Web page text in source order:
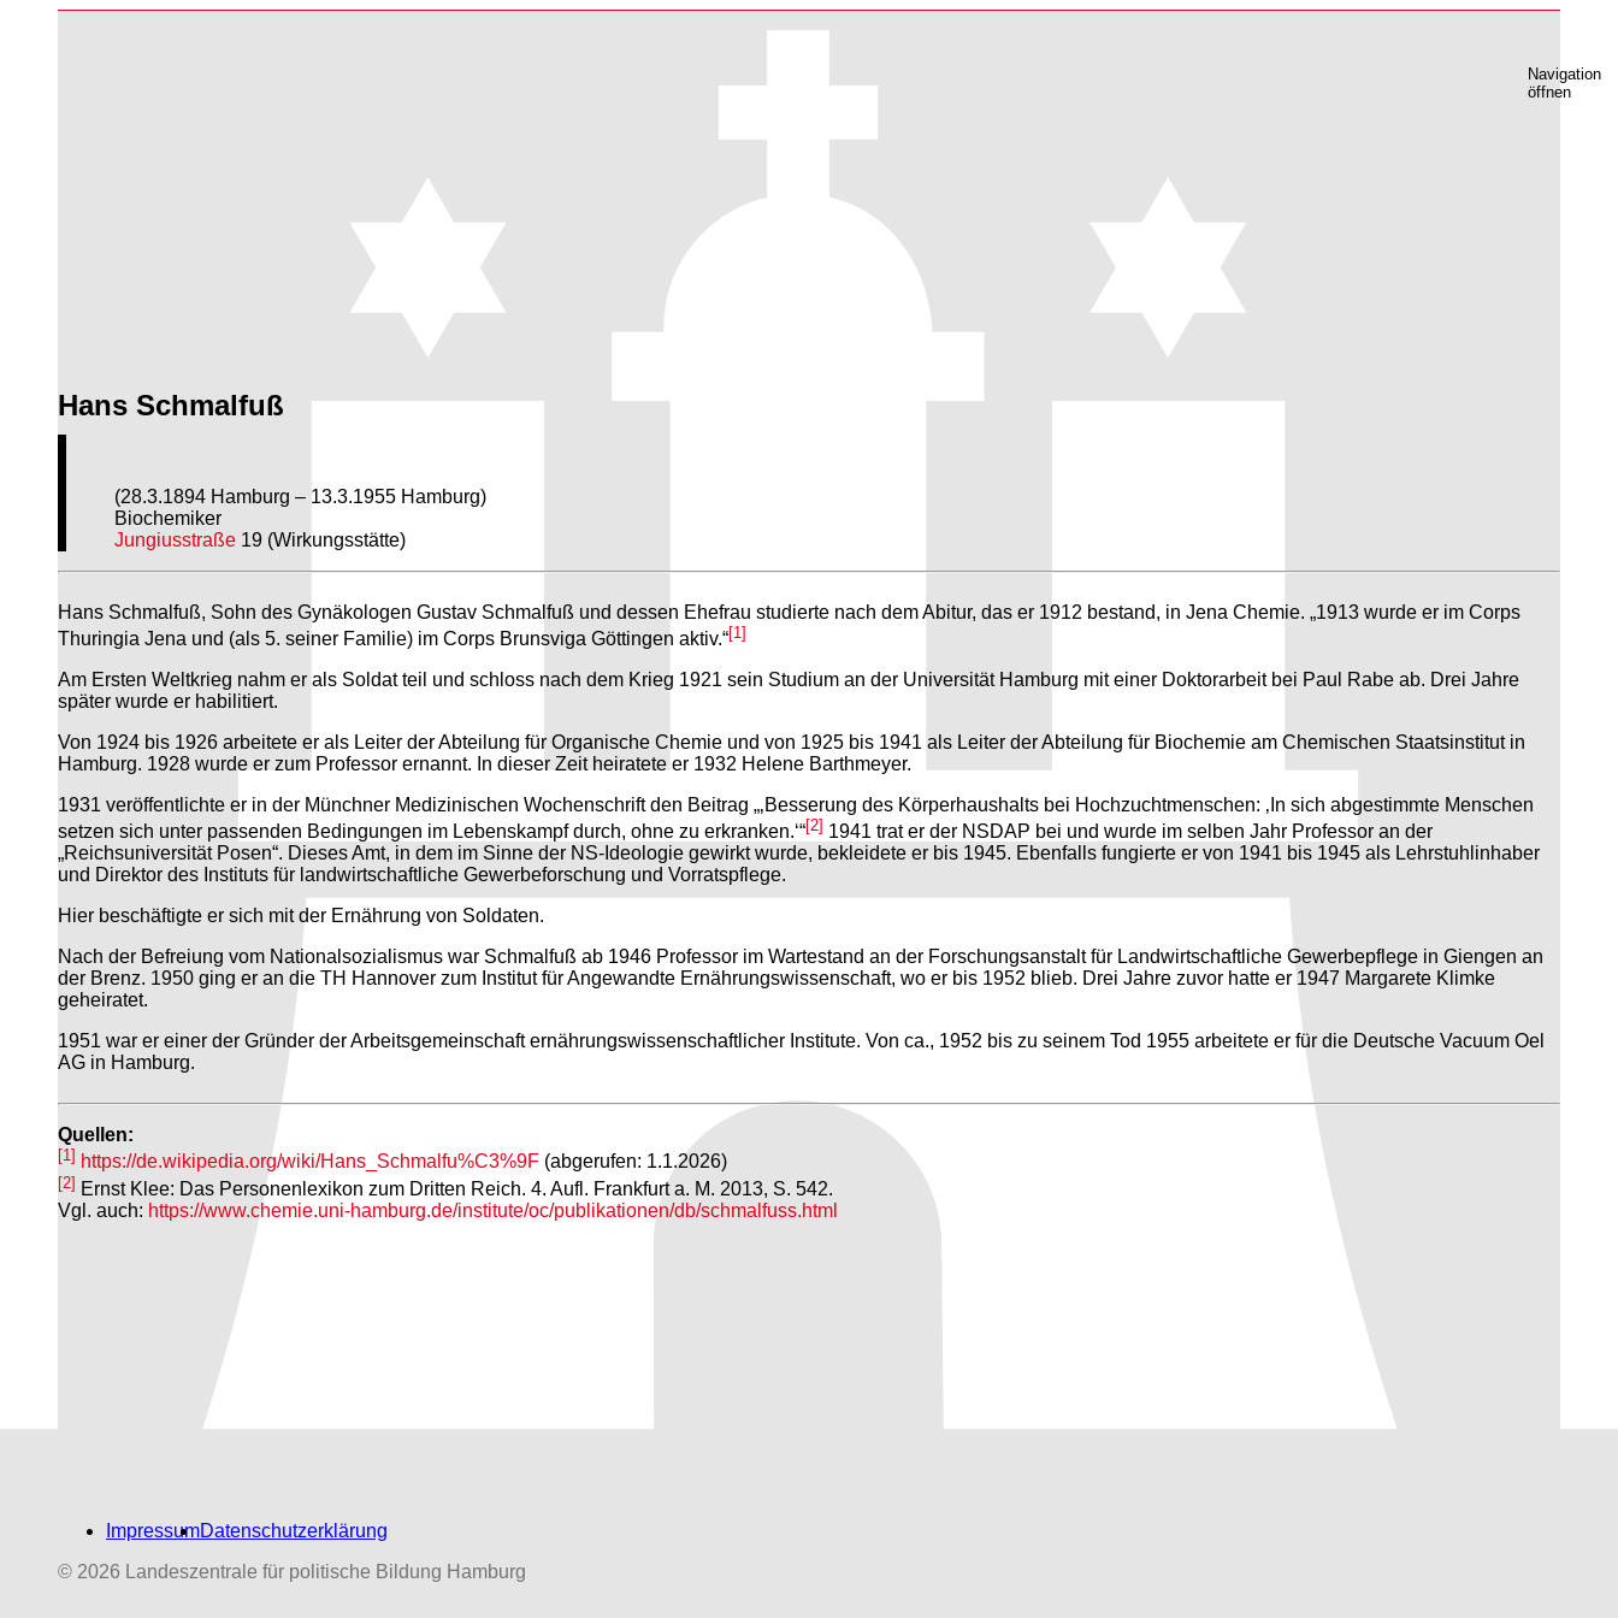
Biografien-Datenbank:
Navigation
öffnen
Hans Schmalfuß
(28.3.1894 Hamburg – 13.3.1955 Hamburg)
Biochemiker
Jungiusstraße 19 (Wirkungsstätte)
Hans Schmalfuß, Sohn des Gynäkologen Gustav Schmalfuß und dessen Ehefrau studierte nach dem Abitur, das er 1912 bestand, in Jena Chemie. „1913 wurde er im Corps
Thuringia Jena und (als 5. seiner Familie) im Corps Brunsviga Göttingen aktiv.“[1]
Am Ersten Weltkrieg nahm er als Soldat teil und schloss nach dem Krieg 1921 sein Studium an der Universität Hamburg mit einer Doktorarbeit bei Paul Rabe ab. Drei Jahre
später wurde er habilitiert.
Von 1924 bis 1926 arbeitete er als Leiter der Abteilung für Organische Chemie und von 1925 bis 1941 als Leiter der Abteilung für Biochemie am Chemischen Staatsinstitut in
Hamburg. 1928 wurde er zum Professor ernannt. In dieser Zeit heiratete er 1932 Helene Barthmeyer.
1931 veröffentlichte er in der Münchner Medizinischen Wochenschrift den Beitrag „‚Besserung des Körperhaushalts bei Hochzuchtmenschen: ‚In sich abgestimmte Menschen
setzen sich unter passenden Bedingungen im Lebenskampf durch, ohne zu erkranken.‘“[2] 1941 trat er der NSDAP bei und wurde im selben Jahr Professor an der
„Reichsuniversität Posen“. Dieses Amt, in dem im Sinne der NS-Ideologie gewirkt wurde, bekleidete er bis 1945. Ebenfalls fungierte er von 1941 bis 1945 als Lehrstuhlinhaber
und Direktor des Instituts für landwirtschaftliche Gewerbeforschung und Vorratspflege.
Hier beschäftigte er sich mit der Ernährung von Soldaten.
Nach der Befreiung vom Nationalsozialismus war Schmalfuß ab 1946 Professor im Wartestand an der Forschungsanstalt für Landwirtschaftliche Gewerbepflege in Giengen an
der Brenz. 1950 ging er an die TH Hannover zum Institut für Angewandte Ernährungswissenschaft, wo er bis 1952 blieb. Drei Jahre zuvor hatte er 1947 Margarete Klimke
geheiratet.
1951 war er einer der Gründer der Arbeitsgemeinschaft ernährungswissenschaftlicher Institute. Von ca., 1952 bis zu seinem Tod 1955 arbeitete er für die Deutsche Vacuum Oel
AG in Hamburg.
Quellen:
[1] https://de.wikipedia.org/wiki/Hans_Schmalfu%C3%9F (abgerufen: 1.1.2026)
[2] Ernst Klee: Das Personenlexikon zum Dritten Reich. 4. Aufl. Frankfurt a. M. 2013, S. 542.
Vgl. auch: https://www.chemie.uni-hamburg.de/institute/oc/publikationen/db/schmalfuss.html
ImpressumDatenschutzerklärung
© 2026 Landeszentrale für politische Bildung Hamburg